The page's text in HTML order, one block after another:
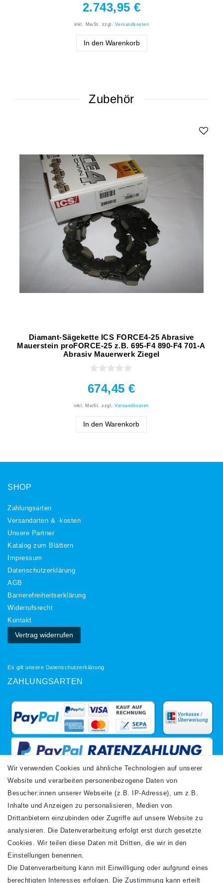
2.743,95 €
inkl. MwSt. zzgl. Versandkosten
In den Warenkorb
Zubehör
Diamant-Sägekette ICS FORCE4-25 Abrasive
Mauerstein proFORCE-25 z.B. 695-F4 890-F4 701-A
Abrasiv Mauerwerk Ziegel
674,45 €
inkl. MwSt. zzgl.Versandkosten
In den Warenkorb
SHOP
Zahlungsarten
Versandarten & -kosten
Unsere Partner
Katalog zum Blättern
Impressum
Daten­schutz­erklärung
AGB
Barrierefreiheitserklärung
Widerrufs­recht
Kontakt
Vertrag widerrufen
Es gilt unsere Datenschutzerklärung
ZAHLUNGSARTEN
VERSANDARTEN
Wir verwenden Cookies und ähnliche Technologien auf unserer
Website und verarbeiten personenbezogene Daten von
Besucher:innen unserer Webseite (z.B. IP-Adresse), um z.B.
Inhalte und Anzeigen zu personalisieren, Medien von
Drittanbietern einzubinden oder Zugriffe auf unsere Website zu
analysieren. Die Datenverarbeitung erfolgt erst durch gesetzte
Cookies. Wir teilen diese Daten mit Dritten, die wir in den
Einstellungen benennen.
Die Datenverarbeitung kann mit Einwilligung oder aufgrund eines
berechtigten Interesses erfolgen. Die Zustimmung kann erteilt